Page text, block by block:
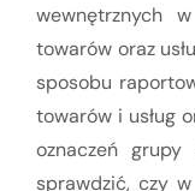
wewnętrznych
towarów oraz
sposobu
towarów i usług
oznaczeń
sprawdzić, czy